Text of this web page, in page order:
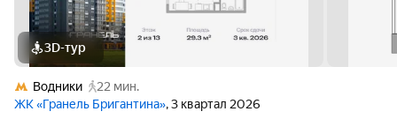
3D-тур
Водники
22 мин.
ЖК «Гранель Бригантина», 3 квартал 2026